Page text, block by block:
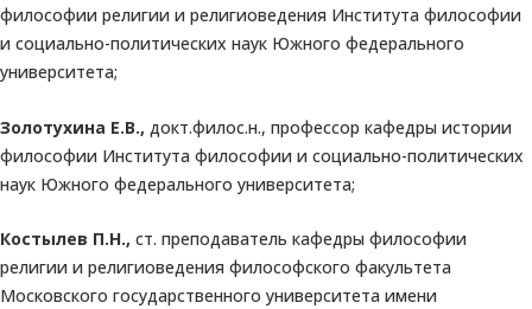
философии религии и религиоведения Института философии
и социально-политических наук Южного федерального
университета;
Золотухина Е.В., докт.филос.н., профессор кафедры истории
философии Института философии и социально-политических
наук Южного федерального университета;
Костылев П.Н., ст. преподаватель кафедры философии
религии и религиоведения философского факультета
Московского государственного университета имени